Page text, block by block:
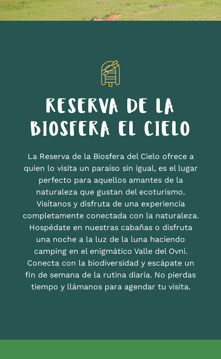
RESERVA DE LA
BIOSFERA EL CIELO
La Reserva de la Biosfera del Cielo ofrece a
quien lo visita un paraíso sin igual, es el lugar
perfecto para aquellos amantes de la
naturaleza que gustan del ecoturismo.
Visítanos y disfruta de una experiencia
completamente conectada con la naturaleza.
Hospédate en nuestras cabañas o disfruta
una noche a la luz de la luna haciendo
camping en el enigmático Valle del Ovni.
Conecta con la biodiversidad y escápate un
fin de semana de la rutina diaria. No pierdas
tiempo y llámanos para agendar tu visita.